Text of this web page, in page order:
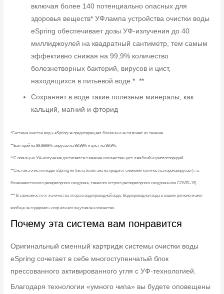
включая более 140 потенциально опасных для
здоровья веществ* УФлампа устройства очистки воды
eSpring обеспечивает дозы УФ-излучения до 40
миллиджоулей на квадратный сантиметр, тем самым
эффективно снижая на 99,9% количество
болезнетворных бактерий, вирусов и цист,
находящихся в питьевой воде.* **
Сохраняет в воде такие полезные минералы, как
кальций, магний и фторид
*Система очистки воды eSpring не предотвращает болезни и не смягчает их течение.
**Бактерий на 99,9999%, вирусов на 99,99% и цист на 99,9%.
**С помощью УФ-излучения достигается снижение количества цист лямблий и криптоспоридий.
**Система очистки воды eSpring не была испытана на предмет снижения количества коронавирусов (т. е.
ближневосточного репираторного синдрома, тяжелого острого респираторного синдрома или COVID-19).
*** В зависимости от количества хлора в водопроводной воде. Водопроводная вода в вашем регионе может
вообще не содержать хлор или его ощутимое количество.
Почему эта система вам понравится
Оригинальный сменный картридж системы очистки воды
eSpring сочетает в себе многоступенчатый блок
прессованного активированного угля с УФ-технологией.
Благодаря технологии «умного чипа» вы будете оповещены